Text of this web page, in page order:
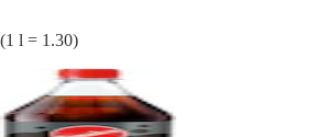
(1 l = 1.30)